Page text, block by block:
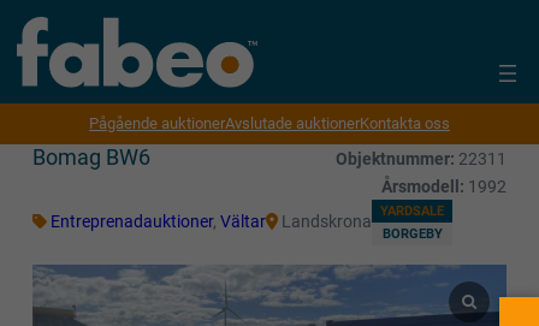
Pågående auktionerAvslutade auktionerKontakta oss
Bomag BW6 Objektnummer: 22311
Årsmodell: 1992
Entreprenadauktioner, Vältar Landskrona
YARDSALE
BORGEBY